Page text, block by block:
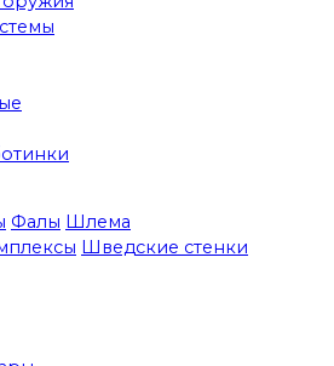
Фалы Шлема
Шведские стенки